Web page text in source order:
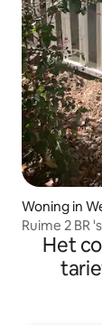
Woning in
Ruime 2 BR
Het